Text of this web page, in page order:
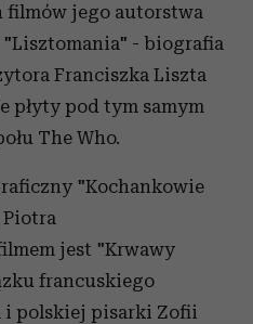
filmów jego autorstwa
- biografia
Franciszka Liszta
płyty pod tym samym
The Who.
"Kochankowie
jest "Krwawy
francuskiego
i polskiej pisarki Zofii